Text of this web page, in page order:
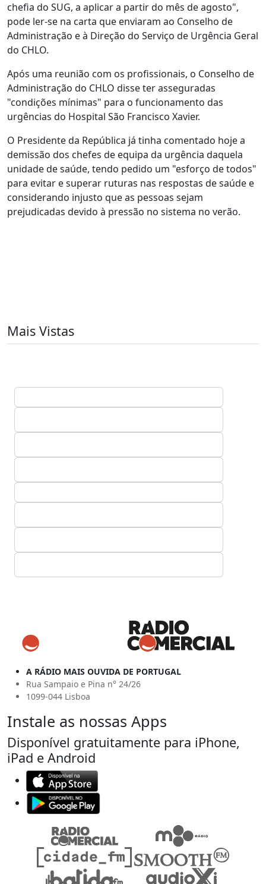
chefia do SUG, a aplicar a partir do mês de agosto",
pode ler-se na carta que enviaram ao Conselho de
Administração e à Direção do Serviço de Urgência Geral
do CHLO.
Após uma reunião com os profissionais, o Conselho de
Administração do CHLO disse ter asseguradas
"condições mínimas" para o funcionamento das
urgências do Hospital São Francisco Xavier.
O Presidente da República já tinha comentado hoje a
demissão dos chefes de equipa da urgência daquela
unidade de saúde, tendo pedido um "esforço de todos"
para evitar e superar ruturas nas respostas de saúde e
considerando injusto que as pessoas sejam
prejudicadas devido à pressão no sistema no verão.
Mais Vistas
A RÁDIO MAIS OUVIDA DE PORTUGAL
Rua Sampaio e Pina n° 24/26
1099-044 Lisboa
Instale as nossas Apps
Disponível gratuitamente para iPhone,
iPad e Android